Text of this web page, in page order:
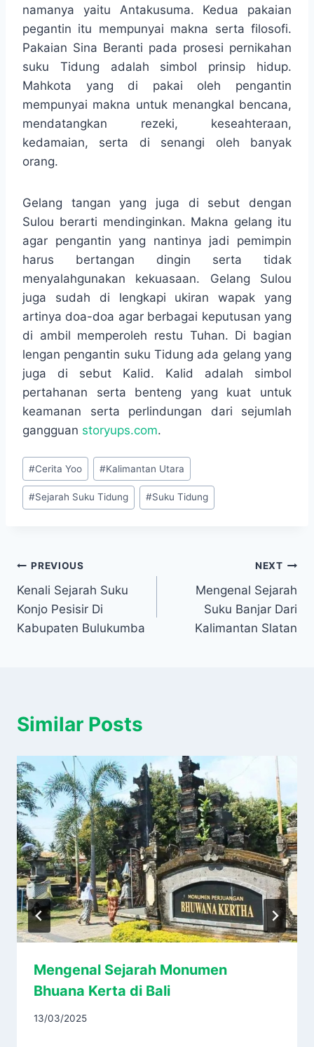
namanya yaitu Antakusuma. Kedua pakaian
pegantin itu mempunyai makna serta filosofi.
Pakaian Sina Beranti pada prosesi pernikahan
suku Tidung adalah simbol prinsip hidup.
Mahkota yang di pakai oleh pengantin
mempunyai makna untuk menangkal bencana,
mendatangkan rezeki, keseahteraan,
kedamaian, serta di senangi oleh banyak
orang.
Gelang tangan yang juga di sebut dengan
Sulou berarti mendinginkan. Makna gelang itu
agar pengantin yang nantinya jadi pemimpin
harus bertangan dingin serta tidak
menyalahgunakan kekuasaan. Gelang Sulou
juga sudah di lengkapi ukiran wapak yang
artinya doa-doa agar berbagai keputusan yang
di ambil memperoleh restu Tuhan. Di bagian
lengan pengantin suku Tidung ada gelang yang
juga di sebut Kalid. Kalid adalah simbol
pertahanan serta benteng yang kuat untuk
keamanan serta perlindungan dari sejumlah
gangguan storyups.com.
Post
Tags:
#Cerita Yoo #Kalimantan Utara
#Sejarah Suku Tidung #Suku Tidung
Navigasi
pos
PREVIOUS
Kenali Sejarah Suku
Konjo Pesisir Di
Kabupaten Bulukumba
NEXT
Mengenal Sejarah
Suku Banjar Dari
Kalimantan Slatan
Similar Posts
Mengenal Sejarah Monumen
Bhuana Kerta di Bali
13/03/2025